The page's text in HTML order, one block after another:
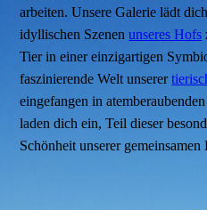
arbeiten. Unsere Galerie lädt
idyllischen Szenenunseres Hofs
Tier in einer einzigartigen
faszinierende Welt unserer
eingefangen in
laden dich ein, Teil dieser
Schönheit unserer